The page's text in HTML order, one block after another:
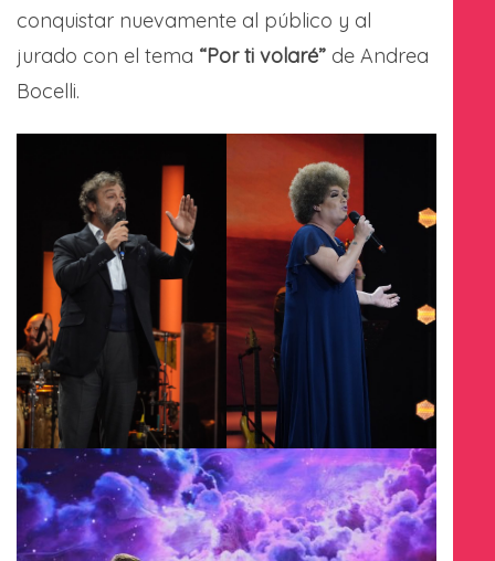
conquistar nuevamente al público y al
jurado con el tema “Por ti volaré” de Andrea
Bocelli.